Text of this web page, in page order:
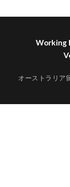
Working
オーストラリ